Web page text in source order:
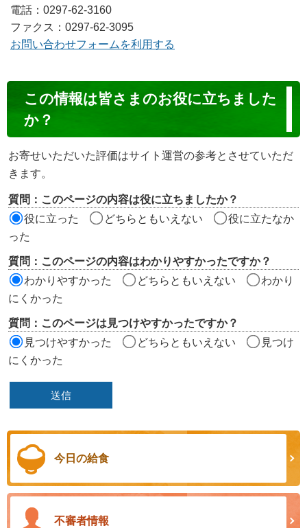
電話：0297-62-3160
ファクス：0297-62-3095
お問い合わせフォームを利用する
ン
ン
ツ
評
価
ア
この情報は皆さまのお役に立ちました
か？
お寄せいただいた評価はサイト運営の参考とさせていただ
きます。
質問：このページの内容は役に立ちましたか？
役に立った
どちらともいえない
役に立たなか
った
質問：このページの内容はわかりやすかったですか？
わかりやすかった
どちらともいえない
わかり
にくかった
質問：このページは見つけやすかったですか？
見つけやすかった
どちらともいえない
見つけ
にくかった
今日の給食
不審者情報